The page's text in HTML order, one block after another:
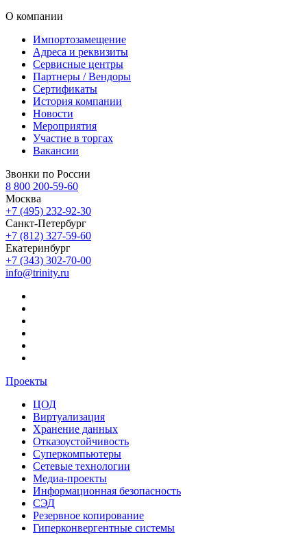
О компании
Импортозамещение
Адреса и реквизиты
Сервисные центры
Партнеры / Вендоры
Сертификаты
История компании
Новости
Мероприятия
Участие в торгах
Вакансии
Звонки по России
8 800 200-59-60
Москва
+7 (495) 232-92-30
Санкт-Петербург
+7 (812) 327-59-60
Екатеринбург
+7 (343) 302-70-00
info@trinity.ru
Проекты
ЦОД
Виртуализация
Хранение данных
Отказоустойчивость
Суперкомпьютеры
Сетевые технологии
Медиа-проекты
Информационная безопасность
СЭД
Резервное копирование
Гиперконвергентные системы